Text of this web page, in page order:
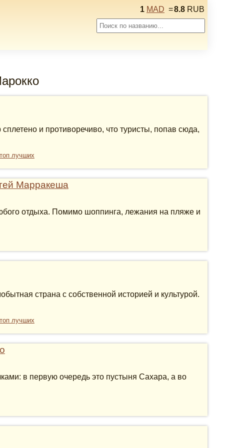
1 MAD =8.8 RUB
и противоречиво, что туристы, попав сюда,
топ лучших
Марракеша
отдыха. Помимо шоппинга, лежания на пляже и
страна с собственной историей и культурой.
топ лучших
в первую очередь это пустыня Сахара, а во